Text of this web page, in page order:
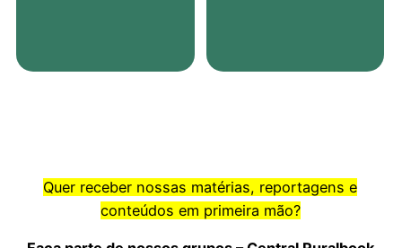
Quer receber nossas matérias, reportagens e
conteúdos em primeira mão?